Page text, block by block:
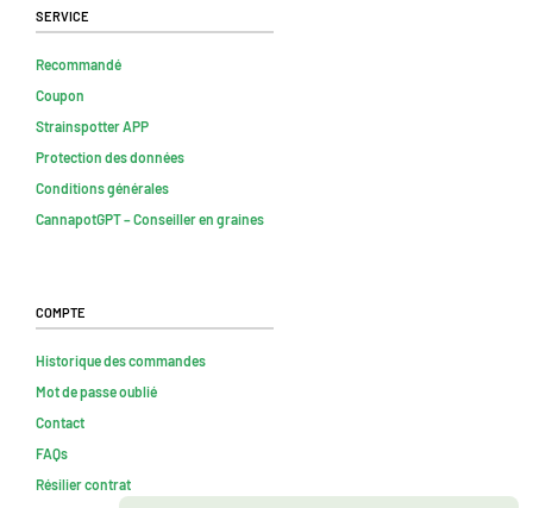
Service
Recommandé
Coupon
Strainspotter APP
Protection des données
Conditions générales
CannapotGPT – Conseiller en graines
Compte
Historique des commandes
Mot de passe oublié
Contact
FAQs
Résilier contrat